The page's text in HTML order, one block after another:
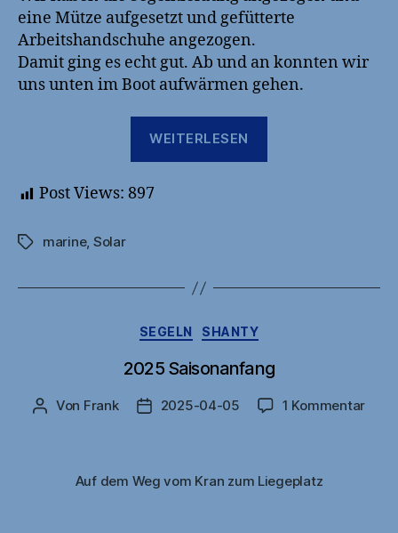
eine Mütze aufgesetzt und gefütterte
Arbeitshandschuhe angezogen.
Damit ging es echt gut. Ab und an konnten wir
uns unten im Boot aufwärmen gehen.
WEITERLESEN
Post Views: 897
Schlagwörter
marine, Solar
Kategorien
SEGELN SHANTY
2025 Saisonanfang
Beitragsautor
Von Frank Veröffentlichungsdatum
2025-04-05 1 Kommentarzu
Auf dem Weg vom Kran zum Liegeplatz